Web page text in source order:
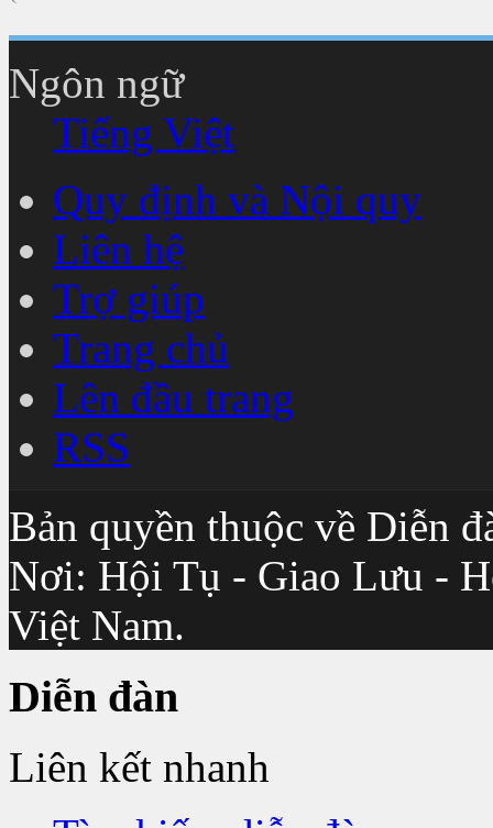
Ngôn ngữ
Tiếng Việt
Quy định và Nội quy
Liên hệ
Trợ giúp
Trang chủ
Lên đầu trang
RSS
Bản quyền thuộc về Diễn
Nơi: Hội Tụ - Giao Lưu -
Việt Nam.
Diễn đàn
Liên kết nhanh